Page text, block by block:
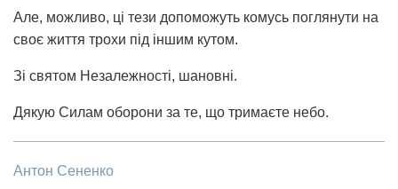
Але, можливо, ці тези допоможуть комусь поглянути на
своє життя трохи під іншим кутом.
Зі святом Незалежності, шановні.
Дякую Силам оборони за те, що тримаєте небо.
Антон Сененко